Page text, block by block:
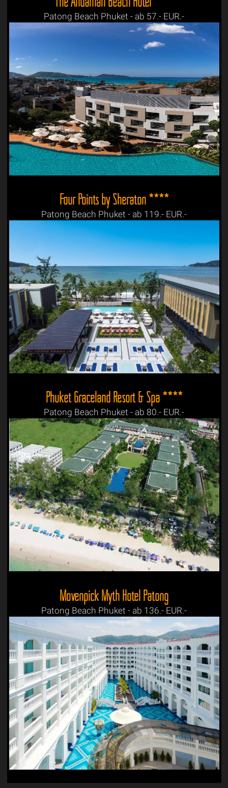
Patong Beach Phuket - ab 57.- EUR.-
Four Points by Sheraton ****
Patong Beach Phuket - ab 119.- EUR.-
Phuket Graceland Resort & Spa ****
Patong Beach Phuket - ab 80.- EUR.-
Mövenpick Myth Hotel Patong
Patong Beach Phuket - ab 136.- EUR.-